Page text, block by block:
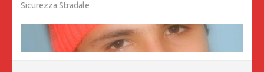
Sicurezza Stradale